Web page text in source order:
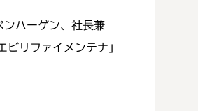
ハーゲン、社長兼
リファイメンテナ」